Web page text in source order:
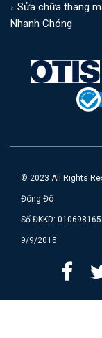
Sửa chữa thang
Nhanh Chóng
© 2023 All Rights
Đông Đô
Số ĐKKD:
9/9/2015